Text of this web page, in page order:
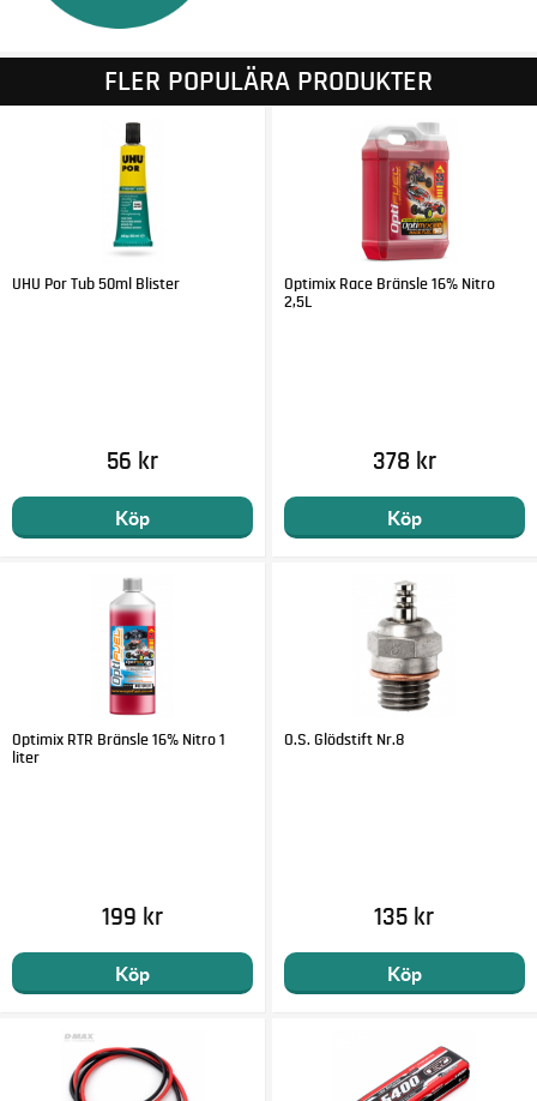
FLER POPULÄRA PRODUKTER
UHU Por Tub 50ml Blister
56 kr
Köp
Optimix Race Bränsle 16% Nitro
2,5L
378 kr
Köp
Optimix RTR Bränsle 16% Nitro 1
liter
199 kr
Köp
O.S. Glödstift Nr.8
135 kr
Köp